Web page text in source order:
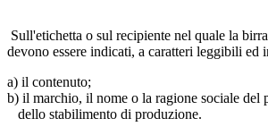
Sull'etichetta o sul recipiente nel quale la
devono essere indicati, a caratteri leggibili ed
a) il contenuto;
b) il marchio, il nome o la ragione sociale del
dello stabilimento di produzione.